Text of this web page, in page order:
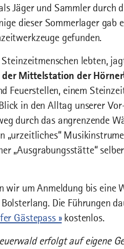
Jäger und Sammler durch
dieser Sommerlager gab
gefunden.
lebten,
der Mittelstation der
Feuerstellen, einem
in den Alltag unserer
durch das angrenzende
„urzeitliches“
„Ausgrabungsstätte“
wir um Anmeldung bis eine
Die Führungen
Gästepass »kostenlos.
erfolgt auf eigene